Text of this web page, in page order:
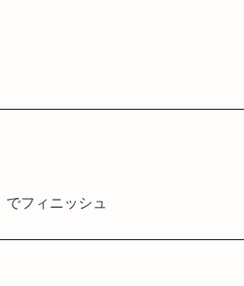
でフィニッシュ